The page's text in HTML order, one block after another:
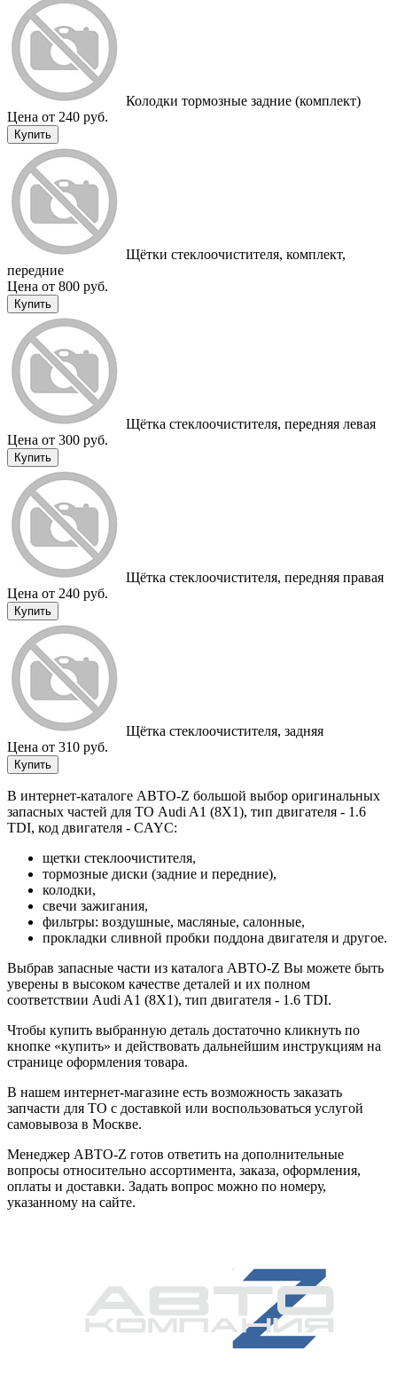
Колодки тормозные задние (комплект)
Цена от 240 руб.
Купить
Щётки стеклоочистителя, комплект,
передние
Цена от 800 руб.
Купить
Щётка стеклоочистителя, передняя левая
Цена от 300 руб.
Купить
Щётка стеклоочистителя, передняя правая
Цена от 240 руб.
Купить
Щётка стеклоочистителя, задняя
Цена от 310 руб.
Купить
В интернет-каталоге АВТО-Z большой выбор оригинальных
запасных частей для ТО Audi A1 (8X1), тип двигателя - 1.6
TDI, код двигателя - CAYC:
щетки стеклоочистителя,
тормозные диски (задние и передние),
колодки,
свечи зажигания,
фильтры: воздушные, масляные, салонные,
прокладки сливной пробки поддона двигателя и другое.
Выбрав запасные части из каталога АВТО-Z Вы можете быть
уверены в высоком качестве деталей и их полном
соответствии Audi A1 (8X1), тип двигателя - 1.6 TDI.
Чтобы купить выбранную деталь достаточно кликнуть по
кнопке «купить» и действовать дальнейшим инструкциям на
странице оформления товара.
В нашем интернет-магазине есть возможность заказать
запчасти для ТО с доставкой или воспользоваться услугой
самовывоза в Москве.
Менеджер АВТО-Z готов ответить на дополнительные
вопросы относительно ассортимента, заказа, оформления,
оплаты и доставки. Задать вопрос можно по номеру,
указанному на сайте.